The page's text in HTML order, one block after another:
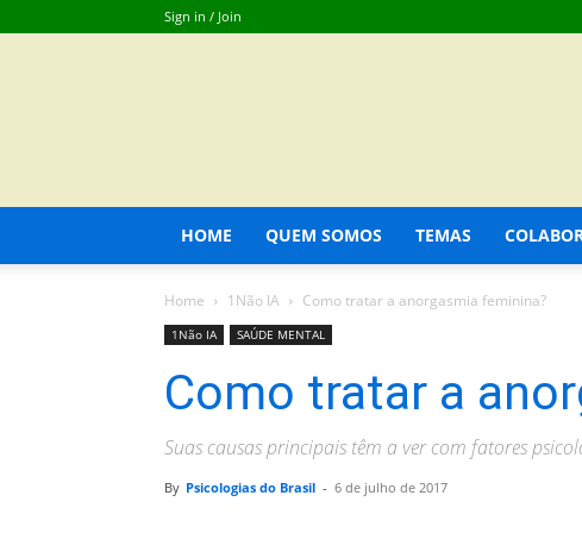
Sign in / Join
HOME QUEM SOMOS TEMAS
Home 1Não IA Como tratar a anorgasmia feminina?
1Não IA SAÚDE MENTAL
Como tratar a
Suas causas principais têm a ver com fatores
By Psicologias do Brasil - 6 de julho de 2017